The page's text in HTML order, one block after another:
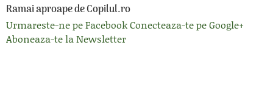
Ramai aproape de Copilul.ro
Urmareste-ne pe FacebookConecteaza-te pe Google+
Aboneaza-te la Newsletter